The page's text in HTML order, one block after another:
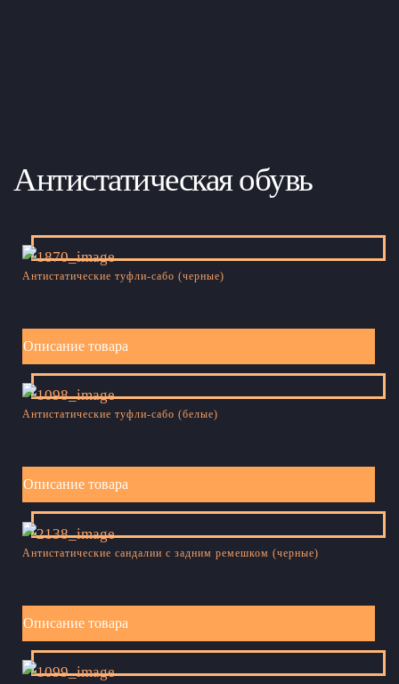
Антистатическая обувь
Антистатические туфли-сабо (черные)
Описание товара
Антистатические туфли-сабо (белые)
Описание товара
Антистатические сандалии с задним ремешком (черные)
Описание товара